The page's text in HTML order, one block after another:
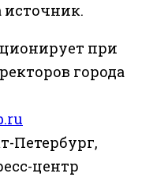
источник.
при
города
Петербург,
центр